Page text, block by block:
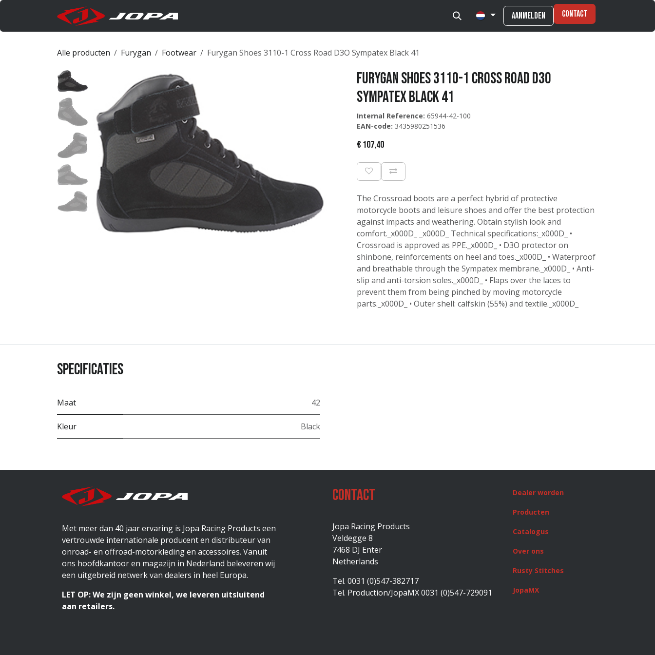
Overslaan naar inhoud
Aanmelden Contact
Alle producten Furygan Footwear Furygan Shoes 3110-1 Cross Road D3O Sympatex Black 41
Furygan Shoes 3110-1 Cross Road D3O
Sympatex Black 41
Internal Reference: 65944-42-100
EAN-code: 3435980251536
€ 107,40
The Crossroad boots are a perfect hybrid of protective
motorcycle boots and leisure shoes and offer the best protection
against impacts and weathering. Obtain stylish look and
comfort._x000D_ _x000D_ Technical specifications:_x000D_ •
Crossroad is approved as PPE._x000D_ • D3O protector on
shinbone, reinforcements on heel and toes._x000D_ • Waterproof
and breathable through the Sympatex membrane._x000D_ • Anti-
slip and anti-torsion soles._x000D_ • Flaps over the laces to
prevent them from being pinched by moving motorcycle
parts._x000D_ • Outer shell: calfskin (55%) and textile._x000D_
Specificaties
Maat 42
Kleur Black
Met meer dan 40 jaar ervaring is Jopa Racing Products een
vertrouwde internationale producent en distributeur van
onroad- en offroad-motorkleding en accessoires. Vanuit
ons hoofdkantoor en magazijn in Nederland beleveren wij
een uitgebreid netwerk van dealers in heel Europa.
LET OP: We zijn geen winkel, we leveren uitsluitend
aan retailers.
Contact
Jopa Racing Products
Veldegge 8
7468 DJ Enter
Netherlands
Tel. 0031 (0)547-382717
Tel. Production/JopaMX 0031 (0)547-729091
Dealer worden
Producten
Catalogus
Over ons
Rusty Stitches
JopaMX